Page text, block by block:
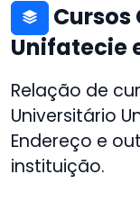
Unifatecie
Relação de
Universitário
Endereço e
instituição.